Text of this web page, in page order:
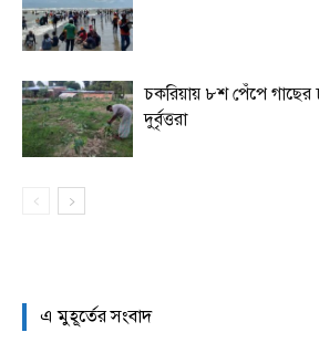
চকরিয়ায় ৮শ পেঁপে
দুর্বৃত্তরা
এ মুহূর্তের সংবাদ